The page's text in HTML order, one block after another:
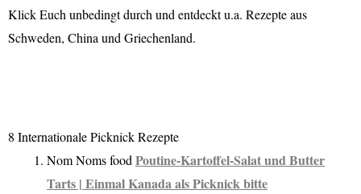
Klick Euch unbedingt durch und entdeckt u.a. Rezepte aus
Schweden, China und Griechenland.
8 Internationale Picknick Rezepte
Nom Noms foodPoutine-Kartoffel-Salat und Butter
Tarts | Einmal Kanada als Picknick bitte